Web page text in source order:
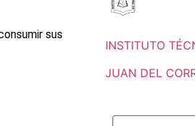
sus
INSTITUTO
JUAN DEL